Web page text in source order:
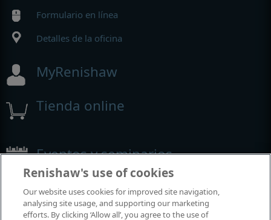
Formulario en línea
Detalles de la oficina
MyRenishaw
Tienda online
Eventos y seminarios
mundo
Renishaw's use of cookies
Our website uses cookies for improved site navigation,
analysing site usage, and supporting our marketing
efforts. By clicking ‘Allow all’, you agree to the use of